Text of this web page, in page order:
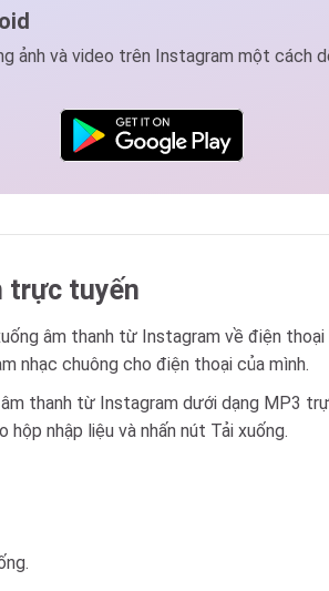
ảnh và video trên Instagram một cách
trực tuyến
âm thanh từ Instagram về điện
nhạc chuông cho điện thoại của mình.
thanh từ Instagram dưới dạng MP3
nhập liệu và nhấn nút Tải xuống.